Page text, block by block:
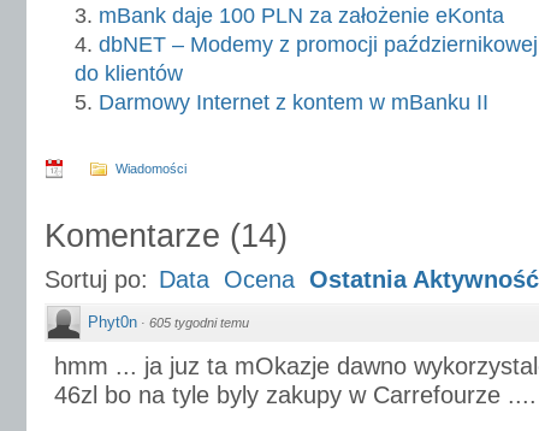
mBank daje 100 PLN za założenie eKonta
dbNET – Modemy z promocji
do klientów
Darmowy Internet z kontem w mBanku II
Wiadomości
Komentarze (14)
Sortuj po: Data Ocena Ostatnia Aktywność
Phyt0n · 605 tygodni temu
hmm ... ja juz ta mOkazje dawno
46zl bo na tyle byly zakupy w Carrefourze